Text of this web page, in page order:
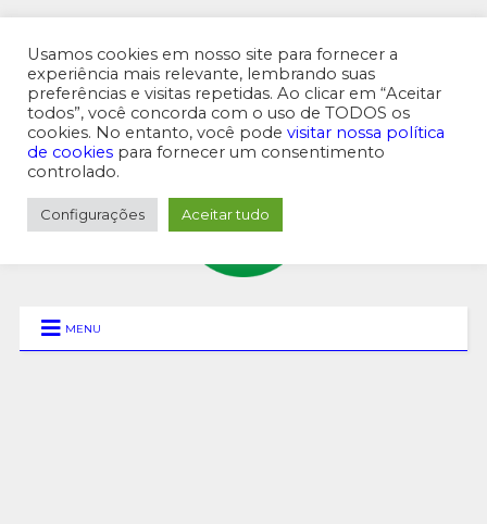
MENU SUPERIOR
MENU
Usamos cookies em nosso site para fornecer a
experiência mais relevante, lembrando suas
preferências e visitas repetidas. Ao clicar em “Aceitar
todos”, você concorda com o uso de TODOS os
cookies. No entanto, você pode visitar nossa política
de cookies para fornecer um consentimento
controlado.
Configurações Aceitar tudo